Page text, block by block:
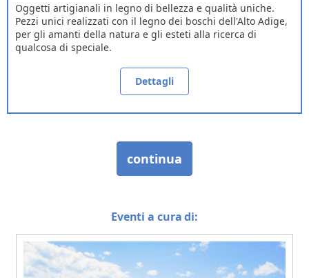
Oggetti artigianali in legno di bellezza e qualità uniche.
Pezzi unici realizzati con il legno dei boschi dell'Alto Adige,
per gli amanti della natura e gli esteti alla ricerca di
qualcosa di speciale.
Dettagli
Eventi a cura di: